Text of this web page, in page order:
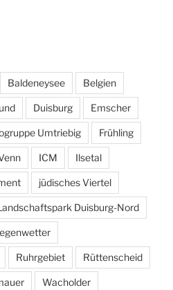
Baldeneysee Belgien
Duisburg Emscher
Umtriebig Frühling
ICM Ilsetal
jüdisches Viertel
Duisburg-Nord
Ruhrgebiet Rüttenscheid
Wacholder